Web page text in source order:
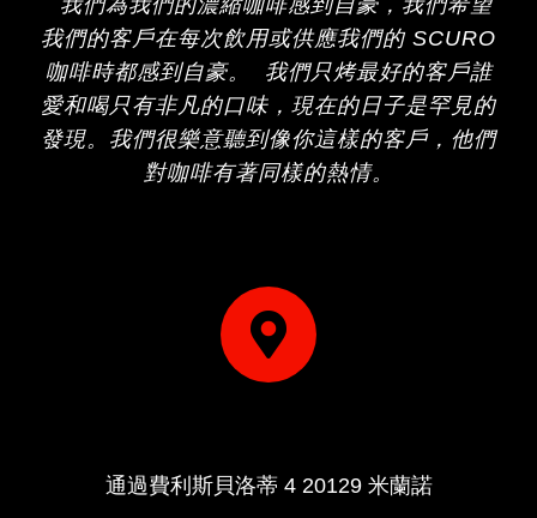
我們為我們的濃縮咖啡感到自豪，我們希望
我們的客戶在每次飲用或供應我們的 SCURO
咖啡時都感到自豪。 我們只烤最好的客戶誰
愛和喝只有非凡的口味，現在的日子是罕見的
發現。我們很樂意聽到像你這樣的客戶，他們
對咖啡有著同樣的熱情。
通過費利斯貝洛蒂 4 20129 米蘭諾